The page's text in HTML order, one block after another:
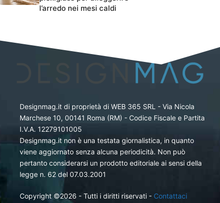
l’arredo nei mesi caldi
Designmag.it di proprietà di WEB 365 SRL - Via Nicola
Marchese 10, 00141 Roma (RM) - Codice Fiscale e Partita
I.V.A. 12279101005
Designmag.it non è una testata giornalistica, in quanto
viene aggiornato senza alcuna periodicità. Non può
pertanto considerarsi un prodotto editoriale ai sensi della
legge n. 62 del 07.03.2001
Copyright ©2026 - Tutti i diritti riservati - Contattaci